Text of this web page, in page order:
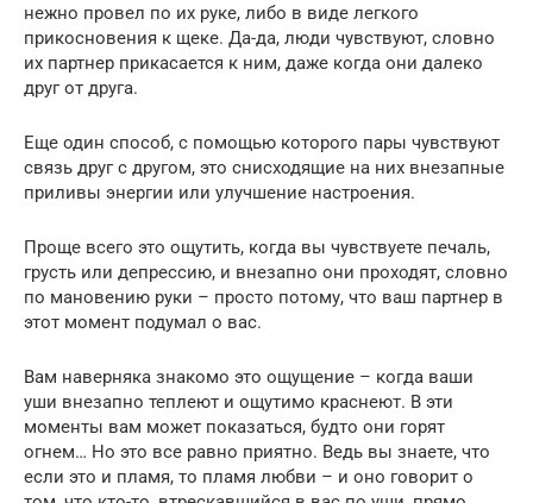
нежно провел по их руке, либо в виде легкого
прикосновения к щеке. Да-да, люди чувствуют, словно
их партнер прикасается к ним, даже когда они далеко
друг от друга.
Еще один способ, с помощью которого пары чувствуют
связь друг с другом, это снисходящие на них внезапные
приливы энергии или улучшение настроения.
Проще всего это ощутить, когда вы чувствуете печаль,
грусть или депрессию, и внезапно они проходят, словно
по мановению руки – просто потому, что ваш партнер в
этот момент подумал о вас.
Вам наверняка знакомо это ощущение – когда ваши
уши внезапно теплеют и ощутимо краснеют. В эти
моменты вам может показаться, будто они горят
огнем… Но это все равно приятно. Ведь вы знаете, что
если это и пламя, то пламя любви – и оно говорит о